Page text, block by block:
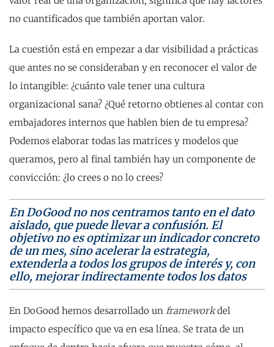
no cuantificados que también aportan valor.
La cuestión está en empezar a dar visibilidad a prácticas
que antes no se consideraban y en reconocer el valor de
lo intangible: ¿cuánto vale tener una cultura
organizacional sana? ¿Qué retorno obtienes al contar con
embajadores internos que hablen bien de tu empresa?
Podemos elaborar todas las matrices y modelos que
queramos, pero al final también hay un componente de
convicción: ¿lo crees o no lo crees?
En DoGood no nos centramos tanto en el dato
aislado, que puede llevar a confusión. El
objetivo no es optimizar un indicador concreto
de un mes, sino acelerar la estrategia,
extenderla a todos los grupos de interés y, con
ello, mejorar indirectamente todos los datos
En DoGood hemos desarrollado un frameworkdel
impacto específico que va en esa línea. Se trata de un